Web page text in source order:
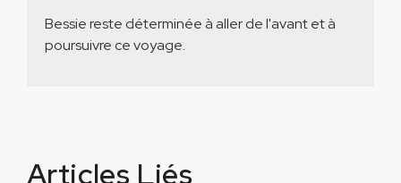
Bessie reste déterminée à aller de l'avant et à
poursuivre ce voyage.
Articles Liés